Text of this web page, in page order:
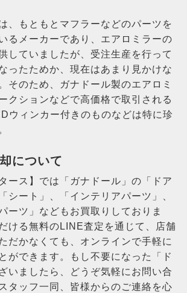
、もともとマフラーなどのパーツを
るメーカーであり、エアロミラーの
していましたが、受注生産を行って
ったためか、現在はあまり見かけな
そのため、ガナドール製のエアロミ
クションなどで高価格で取引される
ウィンカー付きのものなどは特に珍
について
ース】では「ガナドール」の「ドア
シート」、「インテリアパーツ」、
ーツ」などもお買取りしておりま
ける無料のLINE査定を通じて、店舗
だかなくても、オンラインで手軽に
ができます。もし不要になった「ド
いましたら、どうぞ気軽にお問い合
タッフ一同、皆様からのご連絡を心